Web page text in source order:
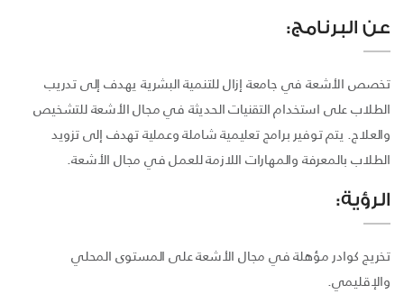
عن البرنامج:
تخصص الأشعة في جامعة إزال للتنمية البشرية يهدف إلى تدريب
الطلاب على استخدام التقنيات الحديثة في مجال الأشعة للتشخيص
والعلاج. يتم توفير برامج تعليمية شاملة وعملية تهدف إلى تزويد
الطلاب بالمعرفة والمهارات اللازمة للعمل في مجال الأشعة.
الرؤية:
تخريج كوادر مؤهلة في مجال الأشعة على المستوى المحلي
والإقليمي.